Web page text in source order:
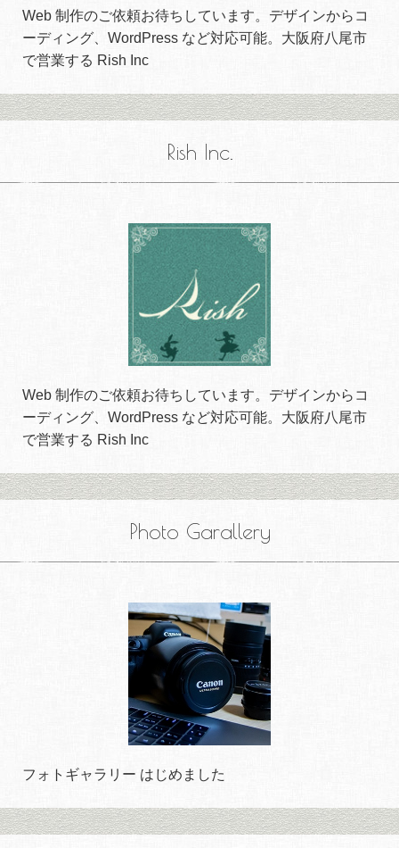
Web 制作のご依頼お待ちしています。デザインからコ
ーディング、WordPress など対応可能。大阪府八尾市
で営業する Rish Inc
Rish Inc.
Web 制作のご依頼お待ちしています。デザインからコ
ーディング、WordPress など対応可能。大阪府八尾市
で営業する Rish Inc
Photo Garallery
フォトギャラリー はじめました